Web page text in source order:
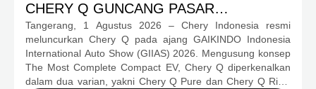
CHERY Q GUNCANG PASAR
OTOMOTIF MELALUI HARGA SPESIAL
MULAI RP239,9 JUTA
Tangerang, 1 Agustus 2026 – Chery Indonesia resmi
meluncurkan Chery Q pada ajang GAIKINDO Indonesia
International Auto Show (GIIAS) 2026. Mengusung konsep
The Most Complete Compact EV, Chery Q diperkenalkan
dalam dua varian, yakni Chery Q Pure dan Chery Q Rizz,